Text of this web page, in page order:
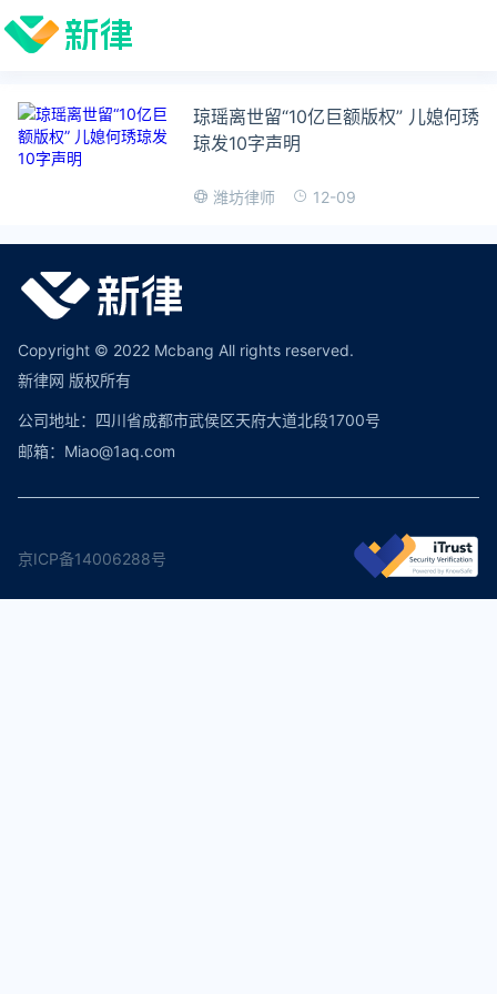
琼瑶离世留“10亿巨额版权” 儿媳何琇
琼发10字声明
潍坊律师 12-09
Copyright © 2022 Mcbang All rights reserved.
新律网 版权所有
公司地址：四川省成都市武侯区天府大道北段1700号
邮箱：Miao@1aq.com
京ICP备14006288号